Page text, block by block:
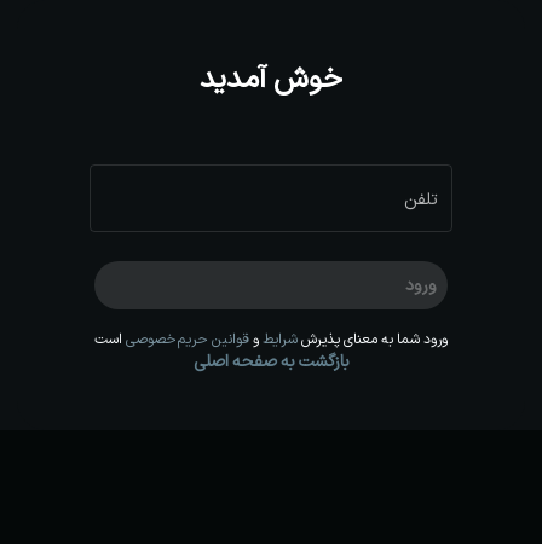
بازگشت به صفحه اصلی
خوش آمدید
تلفن
ورود
ورود شما به معنای پذیرش شرایط و قوانین حریم‌خصوصی است